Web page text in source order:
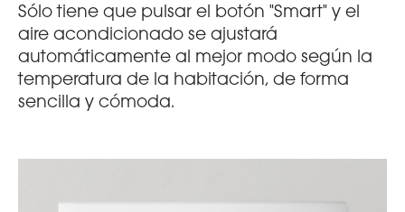
Sólo tiene que pulsar el botón "Smart" y el
aire acondicionado se ajustará
automáticamente al mejor modo según la
temperatura de la habitación, de forma
sencilla y cómoda.